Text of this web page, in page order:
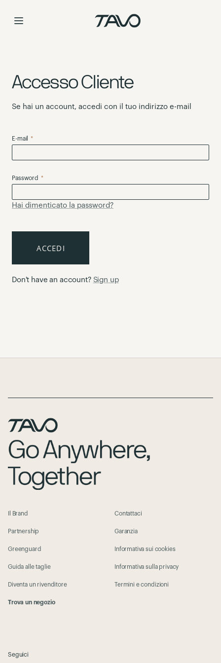
to
Accesso Cliente
Se hai un account, accedi con il tuo indirizzo e-mail
E-mail
Password
Hai dimenticato la password?
ACCEDI
Don't have an account? Sign up
Il Brand
Partnership
Greenguard
Guida alle taglie
Diventa un rivenditore
Trova un negozio
Contattaci
Garanzia
Informativa sui cookies
Informativa sulla privacy
Termini e condizioni
Seguici